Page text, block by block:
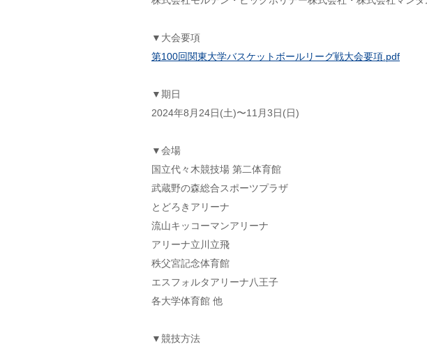
▼大会要項
第100回関東大学バスケットボールリーグ戦大会要項.pdf
▼期日
2024年8⽉24⽇(土)〜11⽉3⽇(日)
▼会場
国立代々木競技場 第二体育館
武蔵野の森総合スポーツプラザ
とどろきアリーナ
流山キッコーマンアリーナ
アリーナ立川立飛
秩父宮記念体育館
エスフォルタアリーナ八王子
各大学体育館 他
▼競技方法